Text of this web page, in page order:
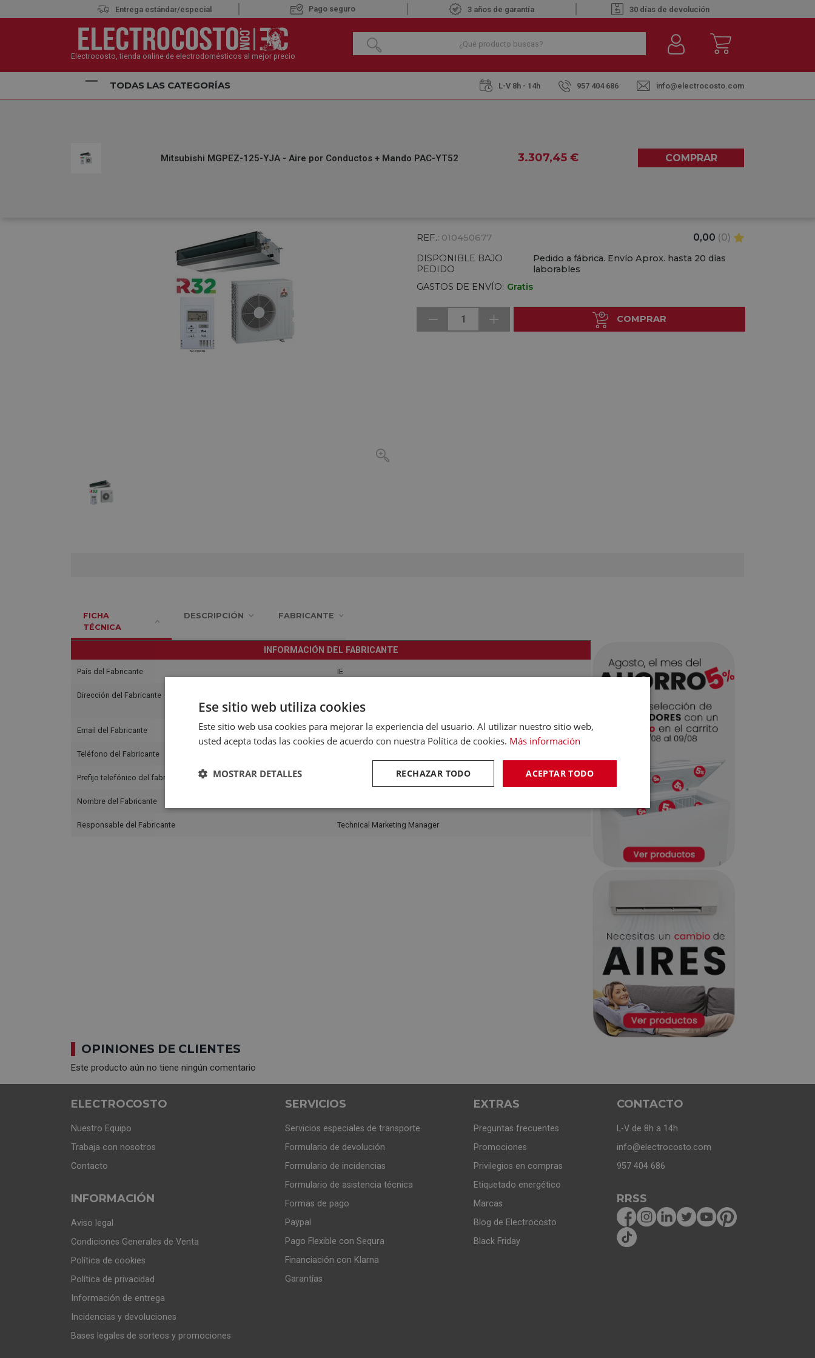
Entrega estándar/especial Pago seguro 3 años de garantía 30 días de devolución
Electrocosto, tienda online de electrodomésticos al mejor precio
TODAS LAS CATEGORÍAS L-V 8h - 14h 957 404 686 info@electrocosto.com
Mitsubishi MGPEZ-125-YJA - Aire por Conductos + Mando PAC-YT52 3.307,45 € COMPRAR
MITSUBISHI MGPEZ-125-YJA - AIRE POR
REF.: 010450677 0,00 (0)
DISPONIBLE BAJO
PEDIDO
Pedido a fábrica. Envío Aprox. hasta 20 días
laborables
GASTOS DE ENVÍO: Gratis
1 COMPRAR
FICHA
TÉCNICA
DESCRIPCIÓN FABRICANTE
INFORMACIÓN DEL FABRICANTE
País del Fabricante IE
Dirección del Fabricante
Ballymount, Dublin 24 P220
Email del Fabricante paul.sexton@meir.mee.com
Teléfono del Fabricante
Prefijo telefónico del fabricante
Nombre del Fabricante
Responsable del Fabricante Technical Marketing Manager
OPINIONES DE CLIENTES
Este producto aún no tiene ningún comentario
ELECTROCOSTO
Nuestro Equipo
Trabaja con nosotros
Contacto
INFORMACIÓN
Aviso legal
Condiciones Generales de Venta
Política de cookies
Política de privacidad
Información de entrega
Incidencias y devoluciones
Bases legales de sorteos y promociones
SERVICIOS
Servicios especiales de transporte
Formulario de devolución
Formulario de incidencias
Formulario de asistencia técnica
Formas de pago
Paypal
Pago Flexible con Sequra
Financiación con Klarna
Garantías
EXTRAS
Preguntas frecuentes
Promociones
Privilegios en compras
Etiquetado energético
Marcas
Blog de Electrocosto
Black Friday
CONTACTO
L-V de 8h a 14h
info@electrocosto.com
957 404 686
RRSS
Ese sitio web utiliza cookies
Este sitio web usa cookies para mejorar la experiencia del usuario. Al utilizar nuestro sitio web,
usted acepta todas las cookies de acuerdo con nuestra Política de cookies. Más información
ACEPTAR TODO
RECHAZAR TODO
MOSTRAR DETALLES